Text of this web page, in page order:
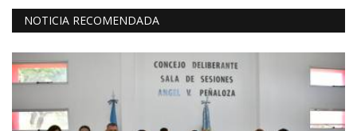
NOTICIA RECOMENDADA